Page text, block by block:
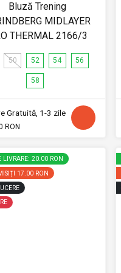
Bluză Trening
MIDLAYER
THERMAL 2166/3
50 52 54 56
58
Gratuită, 1-3 zile
RON
LIVRARE: 20.00 RON
17.00 RON